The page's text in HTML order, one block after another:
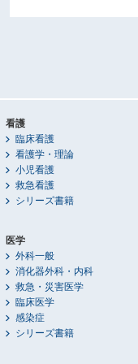
看護
臨床看護
看護学・理論
小児看護
救急看護
シリーズ書籍
医学
外科一般
消化器外科・内科
救急・災害医学
臨床医学
感染症
シリーズ書籍